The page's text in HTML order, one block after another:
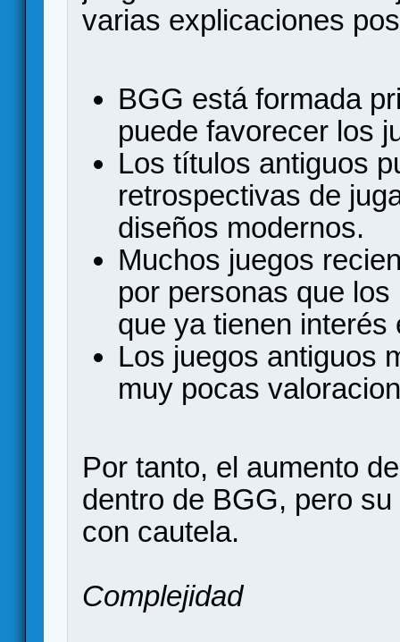
varias explicaciones
BGG está formada
puede favorecer los
Los títulos antiguos
retrospectivas de
diseños modernos.
Muchos juegos
por personas que
que ya tienen interés
Los juegos antiguos
muy pocas
Por tanto, el aumento
dentro de BGG, pero
con cautela.
Complejidad